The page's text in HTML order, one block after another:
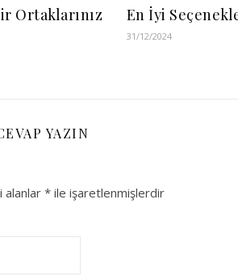
Ortaklarınız
En İyi
31/12/2024
YAZIN
alanlar* ile işaretlenmişlerdir